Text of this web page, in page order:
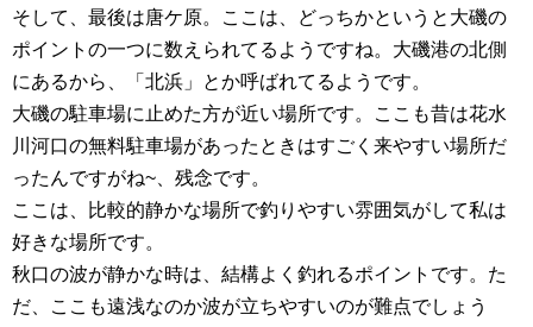
そして、最後は唐ケ原。ここは、どっちかというと大磯の
ポイントの一つに数えられてるようですね。大磯港の北側
にあるから、「北浜」とか呼ばれてるようです。
大磯の駐車場に止めた方が近い場所です。ここも昔は花水
川河口の無料駐車場があったときはすごく来やすい場所だ
ったんですがね~、残念です。
ここは、比較的静かな場所で釣りやすい雰囲気がして私は
好きな場所です。
秋口の波が静かな時は、結構よく釣れるポイントです。た
だ、ここも遠浅なのか波が立ちやすいのが難点でしょう